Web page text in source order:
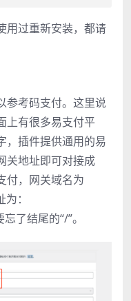
用过重新安装，都请
参考码支付。这里说
上有很多易支付平
，插件提供通用的易
关地址即可对接成
付，网关域名为
：
了结尾的“/”。